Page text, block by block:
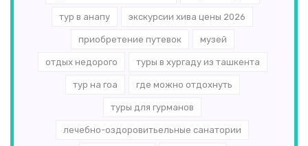
тур в анапу экскурсии хива цены 2026
приобретение путевок музей
отдых недорого туры в хургаду из ташкента
тур на гоа где можно отдохнуть
туры для гурманов
лечебно-оздоровитьельные санатории